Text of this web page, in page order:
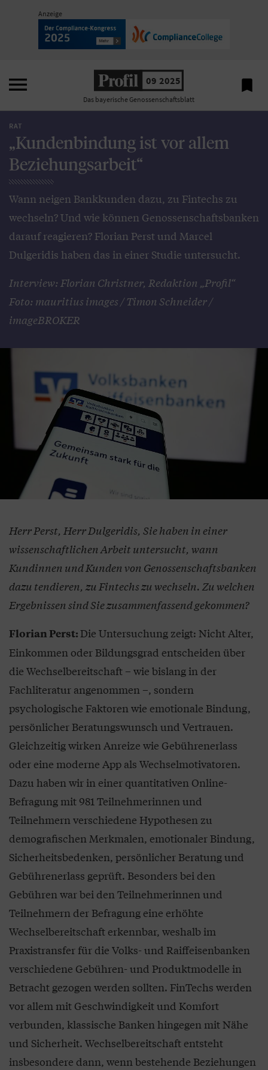
Anzeige
 09 2025
Das bayerische Genossenschaftsblatt

RAT
„Kundenbindung ist vor allem
Beziehungsarbeit“
Wann neigen Bankkunden dazu, zu Fintechs zu
wechseln? Und wie können Genossenschaftsbanken
darauf reagieren? Florian Perst und Marcel
Dulgeridis haben das in einer Studie untersucht.
Interview: Florian Christner, Redaktion „Profil“
Foto: mauritius images / Timon Schneider /
imageBROKER
Herr Perst, Herr Dulgeridis, Sie haben in einer
wissenschaftlichen Arbeit untersucht, wann
Kundinnen und Kunden von Genossenschaftsbanken
dazu tendieren, zu Fintechs zu wechseln. Zu welchen
Ergebnissen sind Sie zusammenfassend gekommen?
Florian Perst:Die Untersuchung zeigt: Nicht Alter,
Einkommen oder Bildungsgrad entscheiden über
die Wechselbereitschaft – wie bislang in der
Fachliteratur angenommen –, sondern
psychologische Faktoren wie emotionale Bindung,
persönlicher Beratungswunsch und Vertrauen.
Gleichzeitig wirken Anreize wie Gebührenerlass
oder eine moderne App als Wechselmotivatoren.
Dazu haben wir in einer quantitativen Online-
Befragung mit 981 Teilnehmerinnen und
Teilnehmern verschiedene Hypothesen zu
demografischen Merkmalen, emotionaler Bindung,
Sicherheitsbedenken, persönlicher Beratung und
Gebührenerlass geprüft. Besonders bei den
Gebühren war bei den Teilnehmerinnen und
Teilnehmern der Befragung eine erhöhte
Wechselbereitschaft erkennbar, weshalb im
Praxistransfer für die Volks- und Raiffeisenbanken
verschiedene Gebühren- und Produktmodelle in
Betracht gezogen werden sollten. FinTechs werden
vor allem mit Geschwindigkeit und Komfort
verbunden, klassische Banken hingegen mit Nähe
und Sicherheit. Wechselbereitschaft entsteht
insbesondere dann, wenn bestehende Beziehungen